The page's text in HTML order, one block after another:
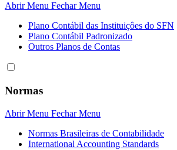
Abrir Menu Fechar Menu
Plano Contábil das Instituiçôes do SFN
Plano Contábil Padronizado
Outros Planos de Contas
Normas
Abrir Menu Fechar Menu
Normas Brasileiras de Contabilidade
International Accounting Standards